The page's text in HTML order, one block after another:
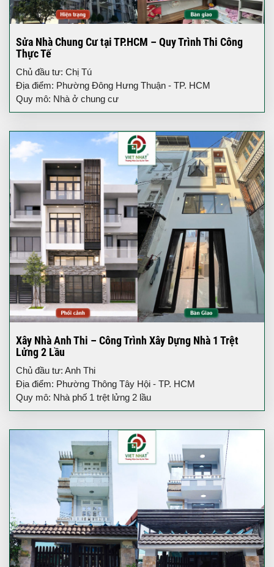
Sửa Nhà Chung Cư tại TP.HCM – Quy Trình Thi Công
Thực Tế
Chủ đầu tư: Chị Tú
Địa điểm: Phường Đông Hưng Thuận - TP. HCM
Quy mô: Nhà ở chung cư
Xây Nhà Anh Thi – Công Trình Xây Dựng Nhà 1 Trệt
Lửng 2 Lầu
Chủ đầu tư: Anh Thi
Địa điểm: Phường Thông Tây Hội - TP. HCM
Quy mô: Nhà phố 1 trệt lửng 2 lầu